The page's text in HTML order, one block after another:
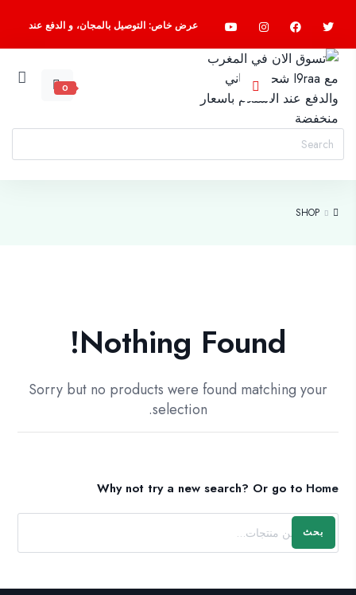
عرض خاص: التوصيل بالمجان، و الدفع عند
الاستلام، اسرع واطلب الآن
0
SHOP
Nothing Found!
Sorry but no products were found matching your
selection.
Why not try a new search? Or go to Home
بحث